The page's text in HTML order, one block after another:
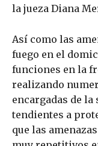
la jueza Diana
Así como las
fuego en el
funciones en la
realizando
encargadas de
tendientes a
que las